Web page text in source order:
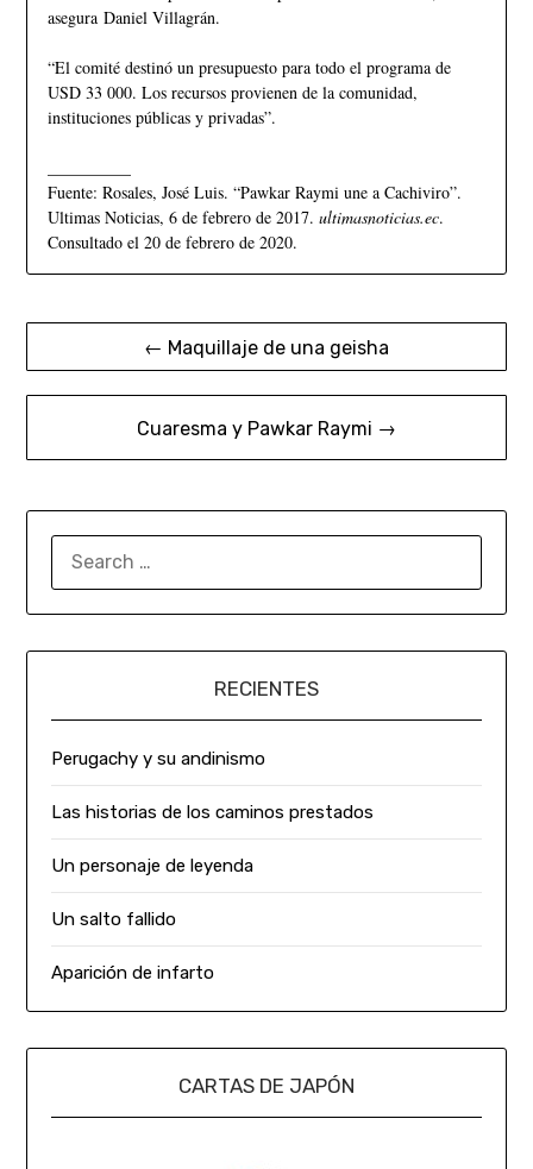
asegura Daniel Villagrán.
“El comité destinó un presupuesto para todo el programa de
USD 33 000. Los recursos provienen de la comunidad,
instituciones públicas y privadas”.
Fuente: Rosales, José Luis. “Pawkar Raymi une a Cachiviro”.
Ultimas Noticias, 6 de febrero de 2017. ultimasnoticias.ec.
Consultado el 20 de febrero de 2020.
← Maquillaje de una geisha
Cuaresma y Pawkar Raymi →
RECIENTES
Perugachy y su andinismo
Las historias de los caminos prestados
Un personaje de leyenda
Un salto fallido
Aparición de infarto
CARTAS DE JAPÓN